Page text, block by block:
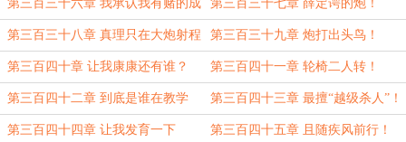
第三百三十六章 我承认我有赌的成
分...（求月票求订阅）
第三百三十七章 薛定谔的炮！
第三百三十八章 真理只在大炮射程
之内！（月末求月票求订阅）
第三百三十九章 炮打出头鸟！
第三百四十章 让我康康还有谁？
（月末求月票求订阅！）
第三百四十一章 轮椅二人转！
第三百四十二章 到底是谁在教学
谁？（月末求月票求订阅）
第三百四十三章 最擅“越级杀人”！
第三百四十四章 让我发育一下 第三百四十五章 且随疾风前行！